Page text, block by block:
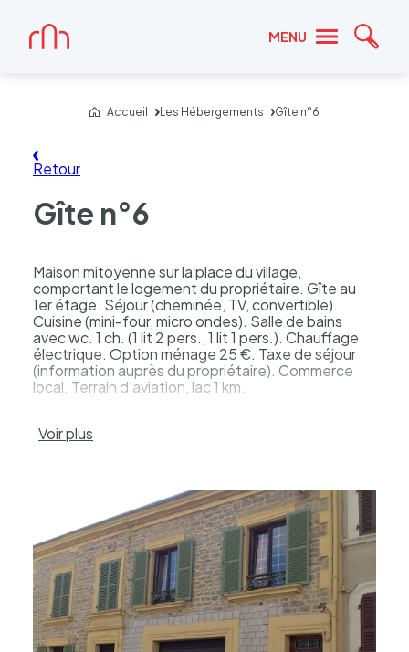
MENU
Accueil
Accueil Les Hébergements Gîte n°6
Retour
Gîte n°6
Maison mitoyenne sur la place du village,
comportant le logement du propriétaire. Gîte au
1er étage. Séjour (cheminée, TV, convertible).
Cuisine (mini-four, micro ondes). Salle de bains
avec wc. 1 ch. (1 lit 2 pers., 1 lit 1 pers.). Chauffage
électrique. Option ménage 25 €. Taxe de séjour
(information auprès du propriétaire). Commerce
local. Terrain d'aviation, lac 1 km.
Voir plus